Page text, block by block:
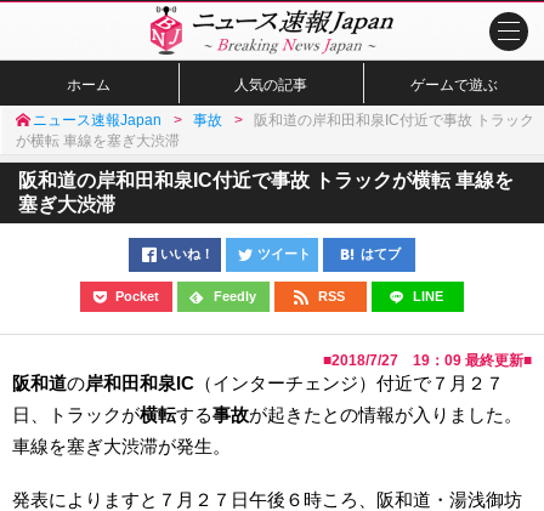
ホーム 人気の記事 ゲームで遊ぶ
ニュース速報Japan 事故
阪和道の岸和田和泉IC付近で事故 トラック
が横転 車線を塞ぎ大渋滞
阪和道の岸和田和泉IC付近で事故 トラックが横転 車線を
塞ぎ大渋滞
いいね！ ツイート はてブ
Pocket Feedly RSS LINE
■2018/7/27 19：09 最終更新■
阪和道の岸和田和泉IC （インターチェンジ）付近で７月２７
日、トラックが横転する事故が起きたとの情報が入りました。
車線を塞ぎ大渋滞が発生。
発表によりますと７月２７日午後６時ころ、阪和道・湯浅御坊